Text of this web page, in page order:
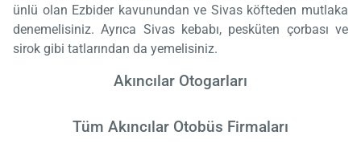
ünlü olan Ezbider kavunundan ve Sivas köfteden mutlaka
denemelisiniz. Ayrıca Sivas kebabı, pesküten çorbası ve
sirok gibi tatlarından da yemelisiniz.
Akıncılar Otogarları
Tüm Akıncılar Otobüs Firmaları